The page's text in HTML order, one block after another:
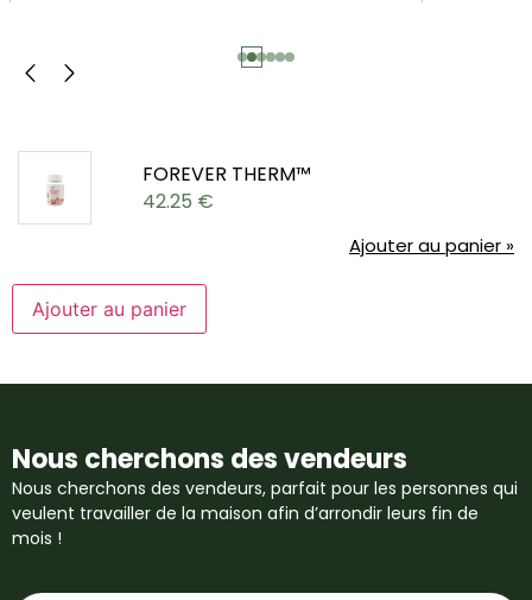
FOREVER THERM™
42.25 €
Ajouter au panier »
Ajouter au panier
Nous cherchons des vendeurs
Nous cherchons des vendeurs, parfait pour les personnes qui
veulent travailler de la maison afin d’arrondir leurs fin de
mois !